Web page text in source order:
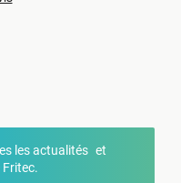
les actualités et
Fritec.